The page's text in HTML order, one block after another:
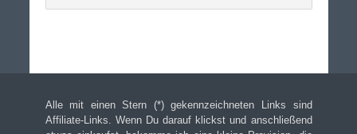
Alle mit einen Stern (*) gekennzeichneten Links sind
Affiliate-Links. Wenn Du darauf klickst und anschließend